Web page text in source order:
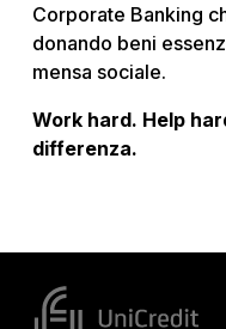
Corporate Banking
donando beni
mensa sociale.
Work hard. Help
differenza.